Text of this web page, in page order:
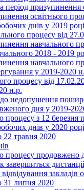
період призупинення
освітнього
днів у 2019 році
процесу від
навчального
2018 - 2019
навчального
у 2019-2020
процесу від
н.р.
недопушення
дня у 2019-
процесу з 12 березня
днів у 2020 році
травня 2020
процесу продовжено
завершиться
закладів
31 липня 2020